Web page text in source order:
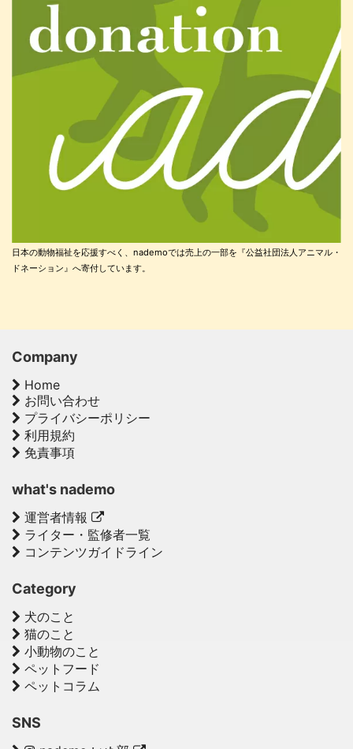
日本の動物福祉を応援すべく、nademoでは売上の一部を『公益社団法人アニマル・
ドネーション』へ寄付しています。
Company
Home
お問い合わせ
プライバシーポリシー
利用規約
免責事項
what's nademo
運営者情報
ライター・監修者一覧
コンテンツガイドライン
Category
犬のこと
猫のこと
小動物のこと
ペットフード
ペットコラム
SNS